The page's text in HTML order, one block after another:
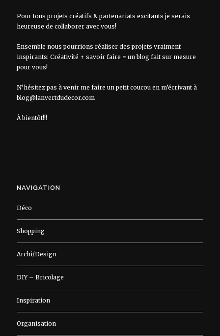
Pour tous projets créatifs & partenariats excitants je serais
heureuse de collaborer avec vous!
Ensemble nous pourrions réaliser des projets vraiment
inspirants: Créativité + savoir faire = un blog fait sur mesure
pour vous!
N’hésitez pas à venir me faire un petit coucou en m’écrivant à
blog@lanvertdudecor.com
À bientôt!!!
NAVIGATION
Déco
Shopping
Archi/Design
DIY – Bricolage
Inspiration
Organisation